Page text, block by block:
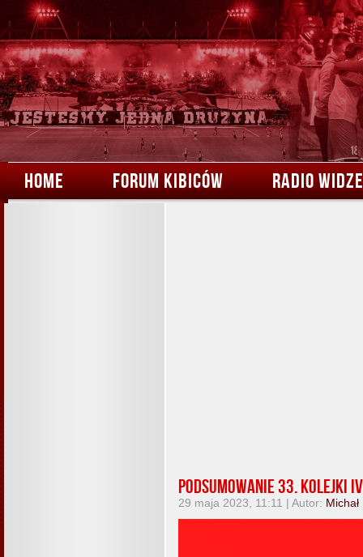
HOME FORUM KIBICÓW RADIO
Podsumowanie 33. kolejki
29 maja 2023, 11:11 | Autor: Michał